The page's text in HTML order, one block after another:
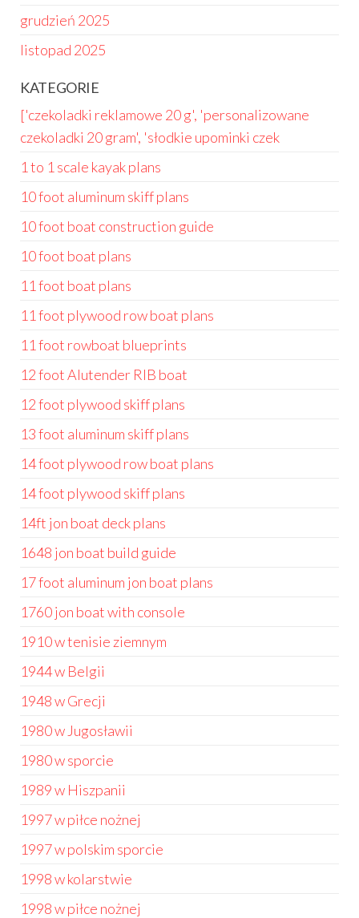
grudzień 2025
listopad 2025
KATEGORIE
['czekoladki reklamowe 20 g', 'personalizowane
czekoladki 20 gram', 'słodkie upominki czek
1 to 1 scale kayak plans
10 foot aluminum skiff plans
10 foot boat construction guide
10 foot boat plans
11 foot boat plans
11 foot plywood row boat plans
11 foot rowboat blueprints
12 foot Alutender RIB boat
12 foot plywood skiff plans
13 foot aluminum skiff plans
14 foot plywood row boat plans
14 foot plywood skiff plans
14ft jon boat deck plans
1648 jon boat build guide
17 foot aluminum jon boat plans
1760 jon boat with console
1910 w tenisie ziemnym
1944 w Belgii
1948 w Grecji
1980 w Jugosławii
1980 w sporcie
1989 w Hiszpanii
1997 w piłce nożnej
1997 w polskim sporcie
1998 w kolarstwie
1998 w piłce nożnej